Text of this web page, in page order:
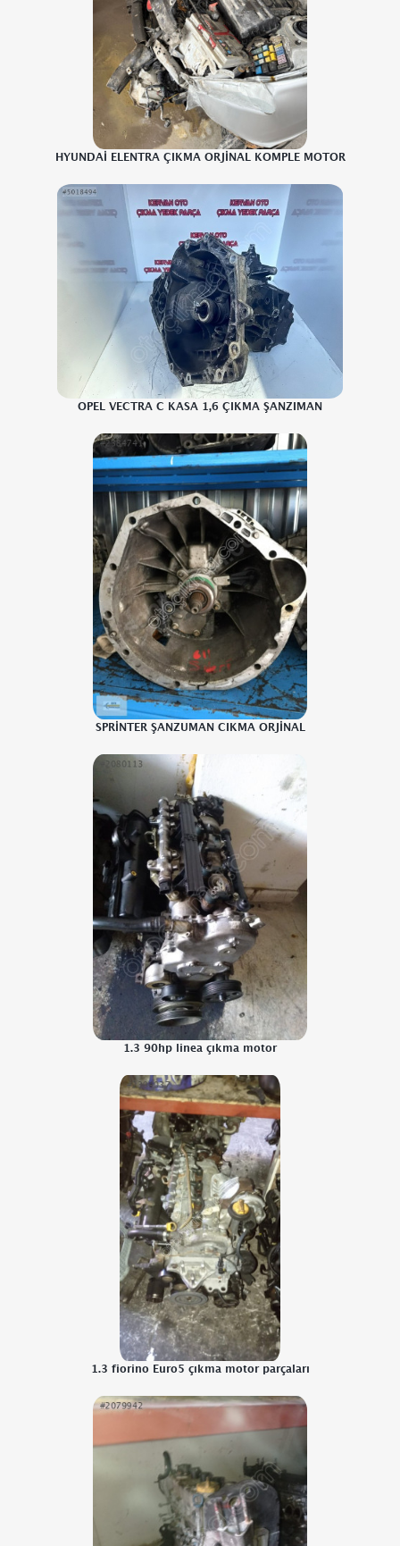
HYUNDAİ ELENTRA ÇIKMA ORJİNAL KOMPLE MOTOR
OPEL VECTRA C KASA 1,6 ÇIKMA ŞANZIMAN
SPRİNTER ŞANZUMAN CIKMA ORJİNAL
1.3 90hp linea çıkma motor
1.3 fiorino Euro5 çıkma motor parçaları